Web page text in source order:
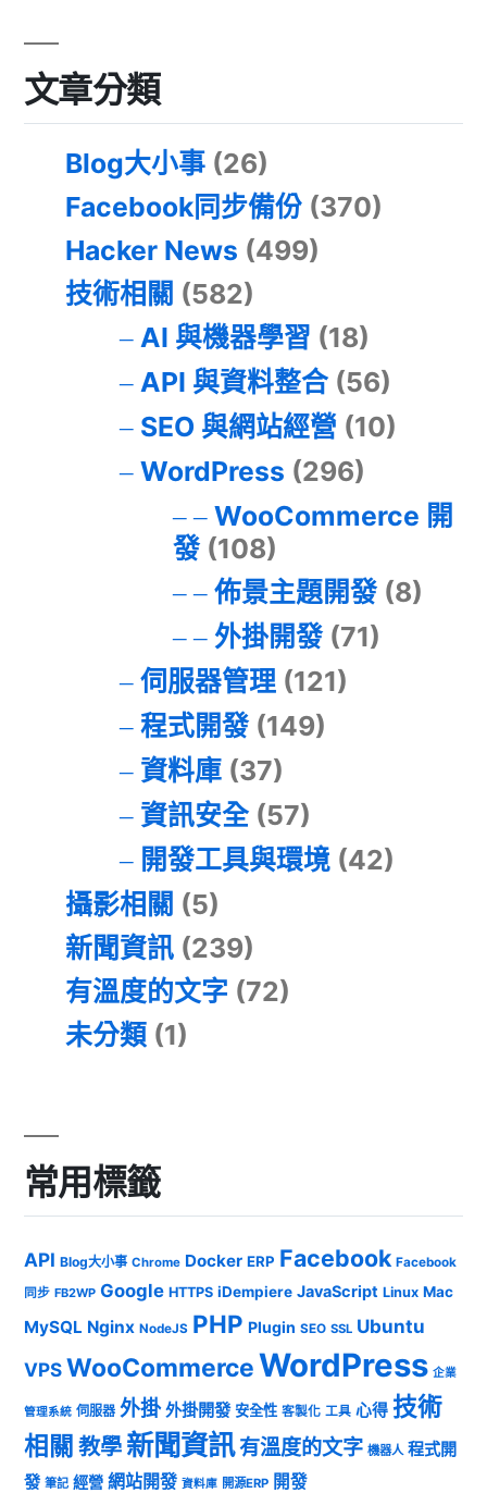
文章分類
Blog大小事 (26)
Facebook同步備份 (370)
Hacker News (499)
技術相關 (582)
AI 與機器學習 (18)
API 與資料整合(56)
SEO 與網站經營 (10)
WordPress (296)
WooCommerce 開
發(108)
佈景主題開發(8)
外掛開發(71)
伺服器管理(121)
程式開發(149)
資料庫(37)
資訊安全(57)
開發工具與環境(42)
攝影相關 (5)
新聞資訊 (239)
有溫度的文字 (72)
未分類 (1)
常用標籤
API Blog大小事 Chrome Docker ERP Facebook Facebook
同步 FB2WP Google HTTPS iDempiere JavaScript Linux Mac
MySQL Nginx NodeJS PHP Plugin SEO SSL Ubuntu
VPSWooCommerceWordPress 企業
管理系統 伺服器 外掛 外掛開發 安全性 客製化 工具 心得 技術
相關 教學 新聞資訊有溫度的文字 機器人 程式開
發 筆記 經營 網站開發 資料庫 開源ERP 開發